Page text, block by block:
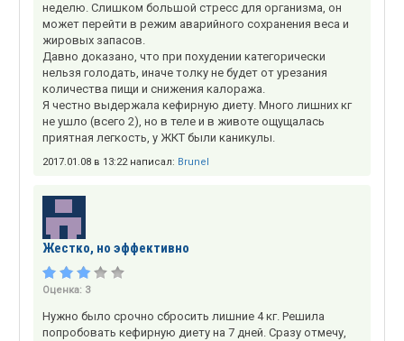
неделю. Слишком большой стресс для организма, он
может перейти в режим аварийного сохранения веса и
жировых запасов.
Давно доказано, что при похудении категорически
нельзя голодать, иначе толку не будет от урезания
количества пищи и снижения калоража.
Я честно выдержала кефирную диету. Много лишних кг
не ушло (всего 2), но в теле и в животе ощущалась
приятная легкость, у ЖКТ были каникулы.
2017.01.08 в 13:22 написал: Brunel
Жестко, но эффективно
Оценка: 3
Нужно было срочно сбросить лишние 4 кг. Решила
попробовать кефирную диету на 7 дней. Сразу отмечу,